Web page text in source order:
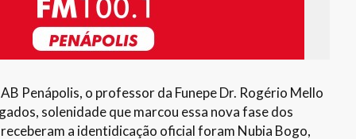
Penápolis, o professor da Funepe Dr. Rogério Mello
solenidade que marcou essa nova fase dos
a identidicação oficial foram Nubia Bogo,